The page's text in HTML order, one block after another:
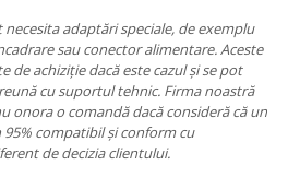
adaptări speciale, de exemplu
sau conector alimentare. Aceste
de achiziție dacă este cazul și se pot
cu suportul tehnic. Firma noastră
onora o comandă dacă consideră că un
compatibil și conform cu
de decizia clientului.